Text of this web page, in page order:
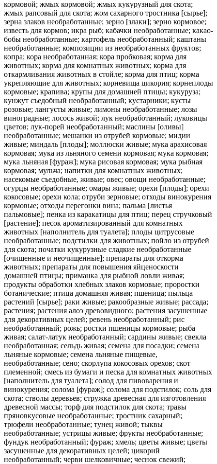
кормовой; жмых кормовой; жмых кукурузный для скота;
жмых рапсовый для скота; жом сахарного тростника [сырье];
зерна злаков необработанные; зерно [злаки]; зерно кормовое;
известь для кормов; икра рыб; кабачки необработанные; какао-
бобы необработанные; картофель необработанный; каштаны
необработанные; композиции из необработанных фруктов;
копра; кора необработанная; кора пробковая; корма для
животных; корма для комнатных животных; корма для
откармливания животных в стойле; корма для птиц; корма
укрепляющие для животных; корневища цикория; корнеплоды
кормовые; крапива; крупы для домашней птицы; кукуруза;
кунжут съедобный необработанный; кустарники; кусты
розовые; лангусты живые; лимоны необработанные; лозы
виноградные; лосось живой; лук необработанный; луковицы
цветов; лук-порей необработанный; маслины [оливы]
необработанные; мешанки из отрубей кормовые; мидии
живые; миндаль [плоды]; моллюски живые; мука арахисовая
кормовая; мука из льняного семени кормовая; мука кормовая;
мука льняная [фураж]; мука рисовая кормовая; мука рыбная
кормовая; мульча; напитки для комнатных животных;
насекомые съедобные, живые; овес; овощи необработанные;
огурцы необработанные; омары живые; орехи [плоды]; орехи
кокосовые; орехи кола; отруби зерновые; отходы винокурения
кормовые; отходы перегонки вина; пальма [листья
пальмовые]; пенка из каракатицы для птиц; перец стручковый
[растение]; песок ароматизированный для комнатных
животных [наполнитель для туалета]; плоды цитрусовые
необработанные; подстилки для животных; пойло из отрубей
для скота; початки кукурузные сладкие необработанные
[очищенные и неочищенные]; препараты для откорма
животных; препараты для повышения яйценоскости
домашней птицы; приманка для рыбной ловли живая;
продукты обработки хлебных злаков кормовые; проростки
ботанические; птица домашняя живая; пшеница; пыльца
растений [сырье]; раки живые; ракообразные живые; рассада;
растения; растения алоэ древовидного; растения засушенные
для декоративных целей; ревень необработанный; рис
необработанный; рожь; ростки пшеницы кормовые; рыба
живая; салат-латук необработанный; сардины живые; свекла
необработанная; сельдь живая; семена для посадки; семена
льняные кормовые; семена льняные пищевые,
необработанные; сено; скорлупа кокосовых орехов; скот
племенной; смесь из бумаги и песка для комнатных животных
[наполнитель для туалета]; солод для пивоварения и
винокурения; солома [фураж]; солома для подстилок; соль для
скота; стволы деревьев; стружка древесная для изготовления
древесной массы; торф для подстилок для скота; травы
пряновкусовые необработанные; тростник сахарный;
трюфели необработанные; тунец живой; тыквы
необработанные; устрицы живые; фрукты необработанные;
фундук необработанный; фураж; хмель; цветы живые; цветы
засушенные для декоративных целей; цикорий
необработанный; черви шелковичные; чеснок свежий;